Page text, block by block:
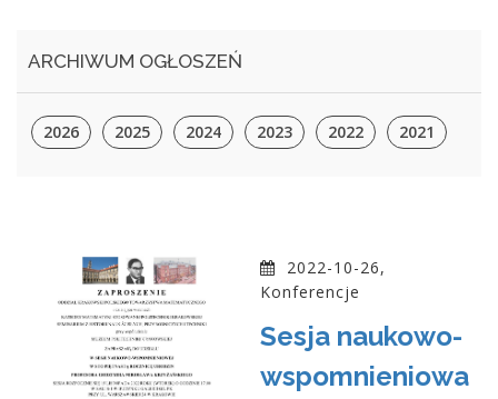
ARCHIWUM OGŁOSZEŃ
2026 2025 2024 2023 2022 2021
2022-10-26,
Konferencje
Sesja naukowo-
wspomnieniowa